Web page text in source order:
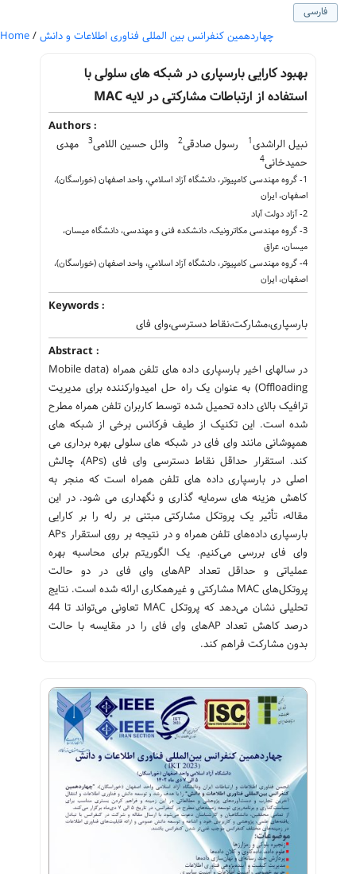
فارسی
Home / چهاردهمین کنفرانس بین المللی فناوری اطلاعات و دانش
بهبود کارایی بارسپاری در شبکه های سلولی با
استفاده از ارتباطات مشارکتی در لایه MAC
Authors :
نبیل الراشدی1 رسول صادقی2 وائل حسین اللامی3
مهدی
حمیدخانی4
1- گروه مهندسی کامپیوتر، دانشگاه آزاد اسلامي، واحد اصفهان (خوراسگان)،
اصفهان، ایران
2- آزاد دولت آباد
3- گروه مهندسی مکاترونیک، دانشکده فنی و مهندسی، دانشگاه میسان،
میسان، عراق
4- گروه مهندسی کامپیوتر، دانشگاه آزاد اسلامي، واحد اصفهان (خوراسگان)،
اصفهان، ایران
Keywords :
بارسپاری،مشارکت،نقاط دسترسی،وای فای
Abstract :
در سالهای اخیر بارسپاری داده های تلفن همراه (Mobile data
Offloading) به عنوان یک راه حل امیدوارکننده برای مدیریت
ترافیک بالای داده تحمیل شده توسط کاربران تلفن همراه مطرح
شده است. این تکنیک از طیف فرکانس برخی از شبکه های
همپوشانی مانند وای فای در شبکه های سلولی بهره برداری می
کند. استقرار حداقل نقاط دسترسی وای فای (APs)، چالش
اصلی در بارسپاری داده های تلفن همراه است که منجر به
کاهش هزینه های سرمایه گذاری و نگهداری می شود. در این
مقاله، تأثیر یک پروتکل مشارکتی مبتنی بر رله را بر کارایی
بارسپاری داده‌های تلفن همراه و در نتیجه بر روی استقرار APs
وای فای بررسی می‌کنیم. یک الگوریتم برای محاسبه بهره
عملیاتی و حداقل تعداد APهای وای فای در دو حالت
پروتکل‌های MAC مشارکتی و غیرهمکاری ارائه شده‌ است. نتایج
تحلیلی نشان می‌دهد که پروتکل MAC تعاونی می‌تواند تا 44
درصد کاهش تعداد APهای وای فای را در مقایسه با حالت
بدون مشارکت فراهم کند.